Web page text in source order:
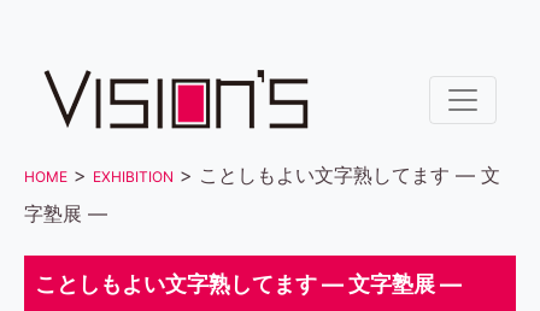
HOME > EXHIBITION > ことしもよい文字熟してます ― 文
字塾展 ―
ことしもよい文字熟してます ― 文字塾展 ―